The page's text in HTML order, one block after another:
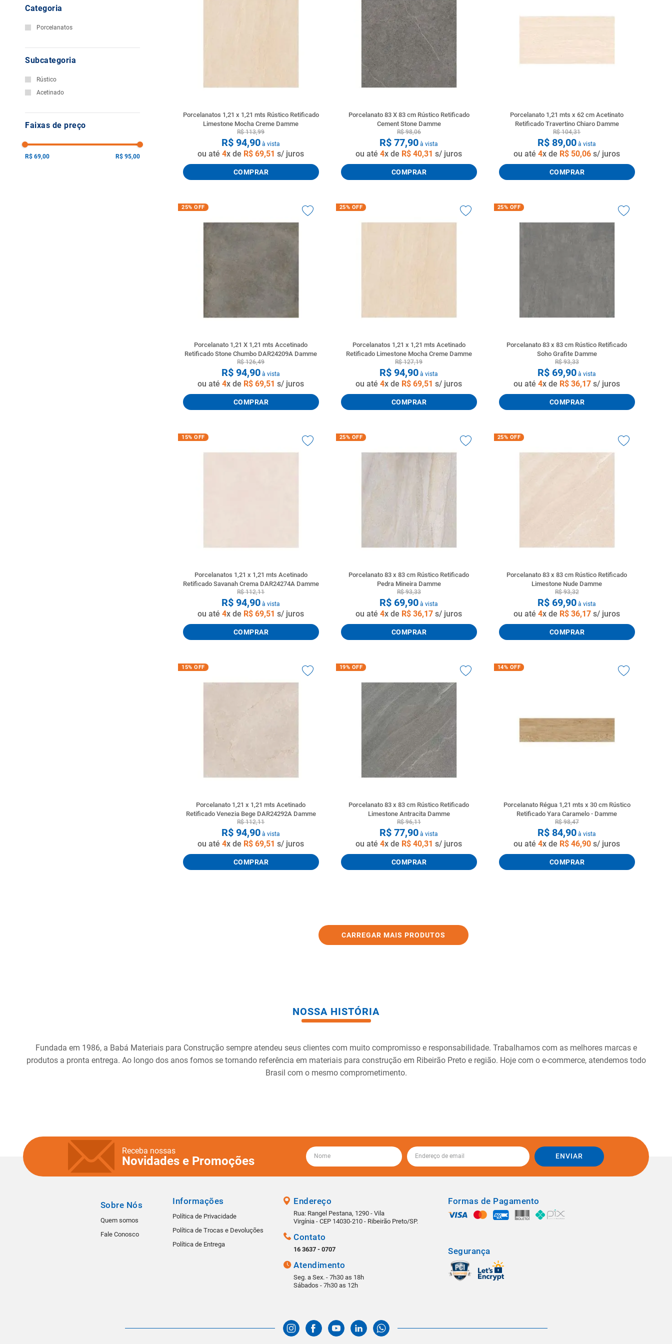
Categoria
Porcelanatos
Subcategoria
Rústico
Acetinado
Faixas de preço
R$ 69,00 R$ 95,00
Porcelanatos 1,21 x 1,21 mts Rústico Retificado
Limestone Mocha Creme Damme
R$ 113,99
R$ 94,90 à vista
ou até4x de R$ 69,51 s/ juros
COMPRAR
Porcelanato 83 X 83 cm Rústico Retificado
Cement Stone Damme
R$ 98,06
R$ 77,90 à vista
ou até4x de R$ 40,31 s/ juros
COMPRAR
Porcelanato 1,21 mts x 62 cm Acetinato
Retificado Travertino Chiaro Damme
R$ 104,31
R$ 89,00 à vista
ou até4x de R$ 50,06 s/ juros
COMPRAR
25% OFF
Porcelanato 1,21 X 1,21 mts Accetinado
Retificado Stone Chumbo DAR24209A Damme
R$ 126,49
R$ 94,90 à vista
ou até4x de R$ 69,51 s/ juros
COMPRAR
25% OFF
Porcelanatos 1,21 x 1,21 mts Acetinado
Retificado Limestone Mocha Creme Damme
R$ 127,19
R$ 94,90 à vista
ou até4x de R$ 69,51 s/ juros
COMPRAR
25% OFF
Porcelanato 83 x 83 cm Rústico Retificado
Soho Grafite Damme
R$ 93,33
R$ 69,90 à vista
ou até4x de R$ 36,17 s/ juros
COMPRAR
15% OFF
Porcelanatos 1,21 x 1,21 mts Acetinado
Retificado Savanah Crema DAR24274A Damme
R$ 112,11
R$ 94,90 à vista
ou até4x de R$ 69,51 s/ juros
COMPRAR
25% OFF
Porcelanato 83 x 83 cm Rústico Retificado
Pedra Mineira Damme
R$ 93,33
R$ 69,90 à vista
ou até4x de R$ 36,17 s/ juros
COMPRAR
25% OFF
Porcelanato 83 x 83 cm Rústico Retificado
Limestone Nude Damme
R$ 93,32
R$ 69,90 à vista
ou até4x de R$ 36,17 s/ juros
COMPRAR
15% OFF
Porcelanato 1,21 x 1,21 mts Acetinado
Retificado Venezia Bege DAR24292A Damme
R$ 112,11
R$ 94,90 à vista
ou até4x de R$ 69,51 s/ juros
COMPRAR
19% OFF
Porcelanato 83 x 83 cm Rústico Retificado
Limestone Antracita Damme
R$ 96,11
R$ 77,90 à vista
ou até4x de R$ 40,31 s/ juros
COMPRAR
14% OFF
Porcelanato Régua 1,21 mts x 30 cm Rústico
Retificado Yara Caramelo - Damme
R$ 98,47
R$ 84,90 à vista
ou até4x de R$ 46,90 s/ juros
COMPRAR
NOSSA HISTÓRIA
Fundada em 1986, a Babá Materiais para Construção sempre atendeu seus clientes com muito compromisso e responsabilidade. Trabalhamos com as melhores marcas e
produtos a pronta entrega. Ao longo dos anos fomos se tornando referência em materiais para construção em Ribeirão Preto e região. Hoje com o e-commerce, atendemos todo
Brasil com o mesmo comprometimento.
Receba nossas
Novidades e Promoções ENVIAR
Sobre Nós
Quem somos
Fale Conosco
Informações
Política de Privacidade
Política de Trocas e Devoluções
Política de Entrega
Endereço
Rua: Rangel Pestana, 1290 - Vila
Virgínia - CEP 14030-210 - Ribeirão Preto/SP.
Contato
16 3637 - 0707
Atendimento
Seg. a Sex. - 7h30 as 18h
Sábados - 7h30 as 12h
Formas de Pagamento
Segurança